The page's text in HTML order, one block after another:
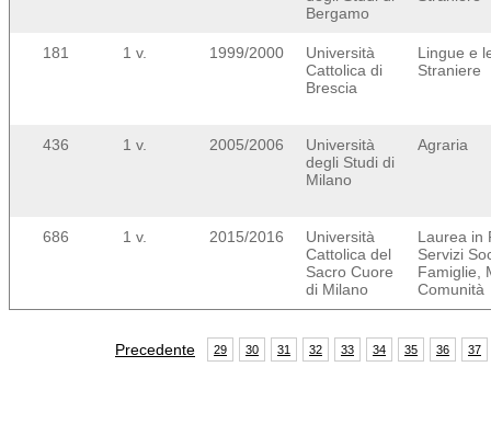
Bergamo
181 1 v. 1999/2000
Università
Cattolica di
Brescia
Lingue e
Straniere
436 1 v. 2005/2006
Università
degli Studi di
Milano
Agraria
686 1 v. 2015/2016
Università
Cattolica del
Sacro Cuore
di Milano
Laurea in
Servizi
Famiglie,
Comunità
Precedente 29 30 31 32 33 34 35 36 37